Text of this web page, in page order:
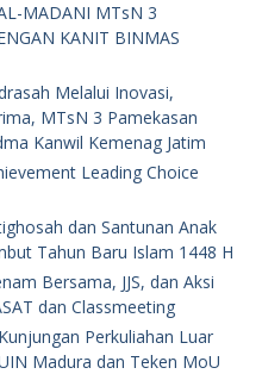
MADANI MTsN 3
KANIT BINMAS
Melalui Inovasi,
MTsN 3 Pamekasan
Kanwil Kemenag Jatim
Leading Choice
dan Santunan Anak
Tahun Baru Islam 1448 H
Bersama, JJS, dan Aksi
dan Classmeeting
Perkuliahan Luar
Madura dan Teken MoU